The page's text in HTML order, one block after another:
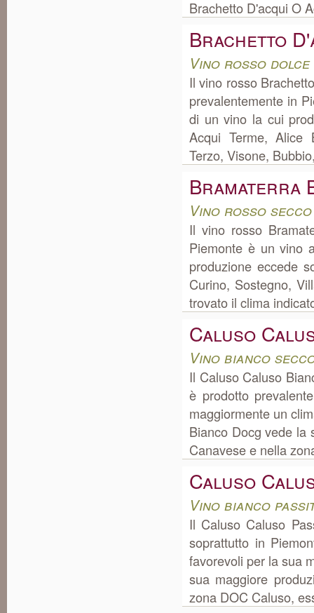
Brachetto D'acqui O
Brachetto
Vino rosso dolce
Il vino rosso
prevalentemente in
di un vino la cui
Acqui Terme, Alice
Terzo, Visone,
Bramaterra
Vino rosso secco
Il vino rosso
Piemonte è un vino
produzione eccede
Curino, Sostegno,
trovato il clima
Caluso
Vino bianco
Il Caluso Caluso
è prodotto
maggiormente un
Bianco Docg vede la
Canavese e nella
Caluso
Vino bianco
Il Caluso Caluso
soprattutto in
favorevoli per la sua
sua maggiore
zona DOC Caluso,